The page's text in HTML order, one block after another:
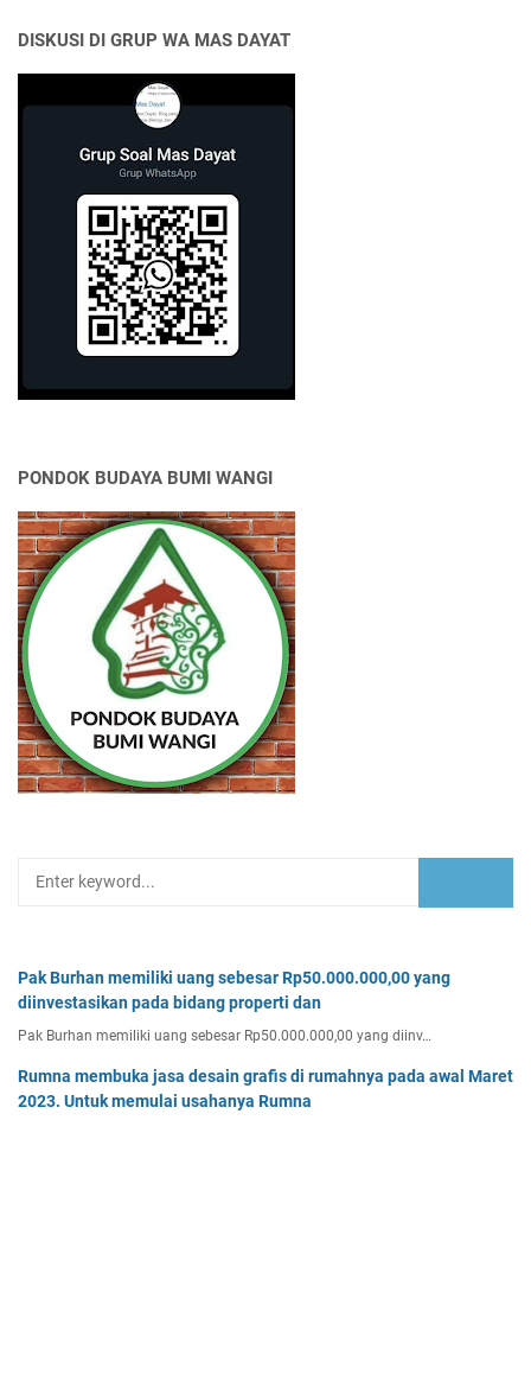
DISKUSI DI GRUP WA MAS DAYAT
PONDOK BUDAYA BUMI WANGI
Pak Burhan memiliki uang sebesar Rp50.000.000,00 yang
diinvestasikan pada bidang properti dan
Pak Burhan memiliki uang sebesar Rp50.000.000,00 yang diinv…
Rumna membuka jasa desain grafis di rumahnya pada awal Maret
2023. Untuk memulai usahanya Rumna